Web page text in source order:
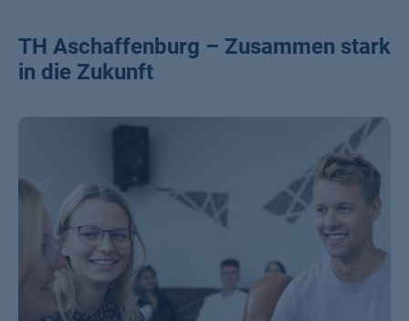
TH Aschaffenburg – Zusammen stark
in die Zukunft